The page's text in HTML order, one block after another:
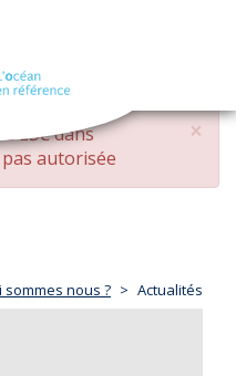
navigation
×
DESCdans
autorisée
sommes nous ? Actualités